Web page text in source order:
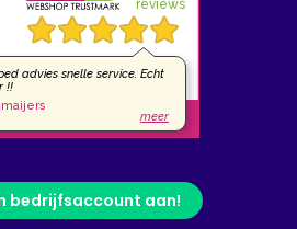
bedrijfsaccount aan!